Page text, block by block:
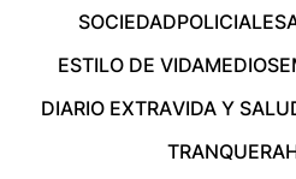
SOCIEDADPOLICIALES
ESTILO DE VIDAMEDIOS
DIARIO EXTRAVIDA Y
TRANQUERA